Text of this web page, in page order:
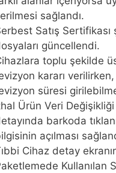
sağlandı.
Satış Sertifikası
güncellendi.
toplu şekilde
kararı
süresi
Ürün Veri
barkoda
açılması
Cihaz detay
Kullanılan